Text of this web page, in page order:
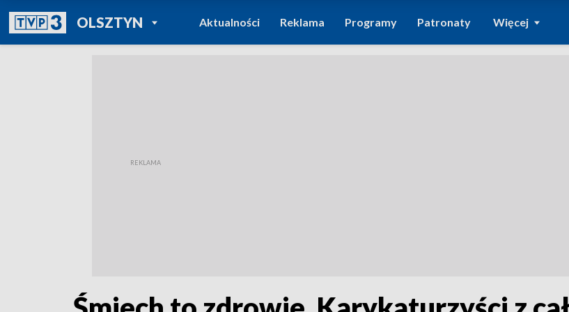
OLSZTYNPOWRÓT DO
TVP REGIONY
Aktualności Reklama Programy Patronaty Więcej